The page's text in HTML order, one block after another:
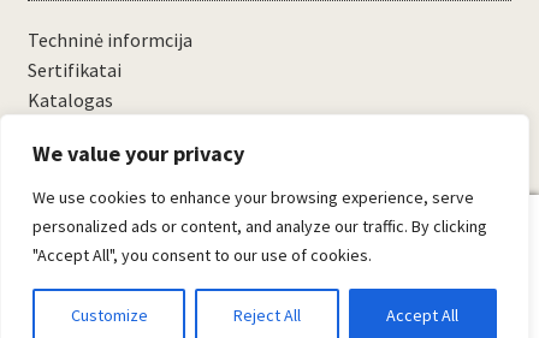
We value your privacy
We use cookies to enhance your browsing experience, serve
personalized ads or content, and analyze our traffic. By clicking
"Accept All", you consent to our use of cookies.
Customize Reject All Accept All
Techninė informcija
Sertifikatai
Katalogas
....
© Domosta.lt 2026
Sukūrė WooCommerce.
0